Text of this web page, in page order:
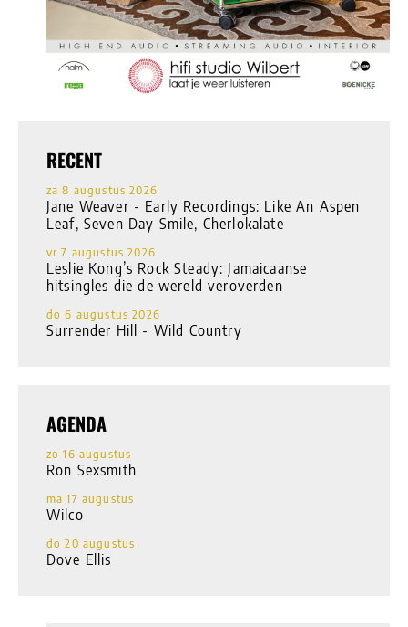
RECENT
za 8 augustus 2026
Jane Weaver - Early Recordings: Like An Aspen
Leaf, Seven Day Smile, Cherlokalate
vr 7 augustus 2026
Leslie Kong’s Rock Steady: Jamaicaanse
hitsingles die de wereld veroverden
do 6 augustus 2026
Surrender Hill - Wild Country
AGENDA
zo 16 augustus
Ron Sexsmith
ma 17 augustus
Wilco
do 20 augustus
Dove Ellis